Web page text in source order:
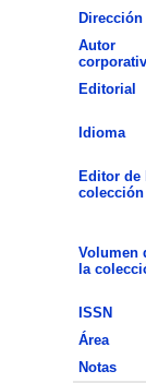
Dirección
Autor
Editorial
Idioma
Editor de
colección
Volumen
la
ISSN
Área
Notas